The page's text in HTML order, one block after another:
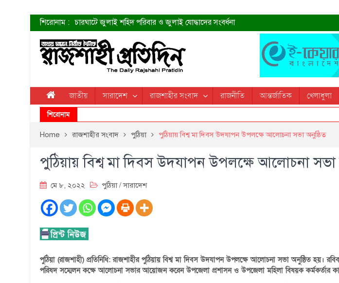
শিরোনাম : চারঘাটে জুলাই শহিদ পরিবার ও জুলাই যোদ্ধাদের সংবর্ধনা
শহীদদের প্রত্যাশা এখনো পূরণ হয়নি: ডা. শফিকুর রহমান
ত্বক ভালো রাখতে যে ৫ কাজ করবেন
জুলাই স্মৃতি জাদুঘরের দুয়ার খুলেছে উদ্বোধন করলেন প্রধানমন্ত্রী
শাহরুখের নতুন সিনেমার লুক
কোয়ার্টার ফাইনালে নেইমারের দুর্দান্ত অ্যাসিস্টে সান্তোস
ডেনিস লিয়ামিন রাশিয়ার ড্রোন বাহিনীর প্রধান হলেন
জুলাই শহিদদের আত্মত্যাগ জাতি চিরকাল শ্রদ্ধার সাথে স্মরণ করবে: ভূমিমন্ত্রী
জাতীয় সারাদেশ রাজশাহীর সংবাদ রাজনীতি আন্তর্জাতিক খেলাধুলা
শিরোনাম
Home রাজশাহীর সংবাদ পুঠিয়া পুঠিয়ায় বিশ্ব মা দিবস উদযাপন উপলক্ষে আলোচনা সভা অনুষ্ঠিত
পুঠিয়ায় বিশ্ব মা দিবস উদযাপন উপলক্ষে আলোচনা সভা
মে ৮, ২০২২ পুঠিয়া/সারাদেশ
পুঠিয়া (রাজশাহী) প্রতিনিধি: রাজশাহীর পুঠিয়ায় বিশ্ব মা দিবস উদযাপন উপলক্ষে আলোচনা সভা অনুষ্ঠিত হয়।
পরিষদ সম্মেলন কক্ষে আলোচনা সভার আয়োজন করেন উপজেলা প্রশাসন ও উপজেলা মহিলা বিষয়ক কর্মকর্তার